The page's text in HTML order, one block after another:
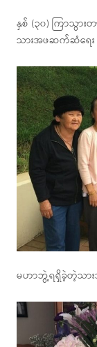
နှစ် (၃၀) ကြာသွာ
သားအဖဆက်ဆံရေး
မဟာဘွဲ့ရရှိခဲ့တဲ့သာ